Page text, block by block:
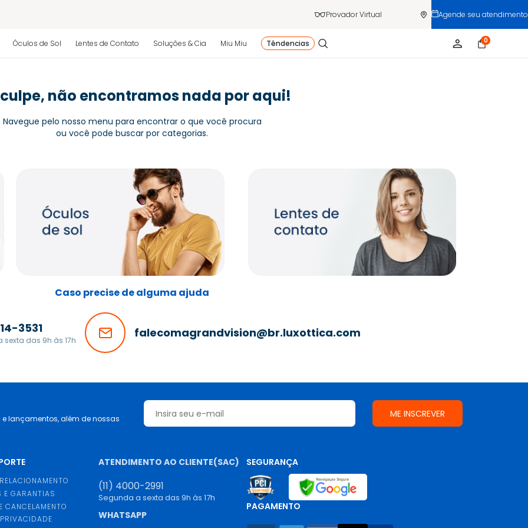
Provador Virtual Agende seu atendimento
Óculos de Sol Lentes de Contato Soluções & Cia Miu Miu Têndencias 0
não encontramos nada por aqui!
Navegue pelo nosso menu para encontrar o que você procura
ou você pode buscar por categorias.
Caso precise de alguma ajuda
3531
sexta das 9h às 17h falecomagrandvision@br.luxottica.com
lançamentos, além de nossas
E GARANTIAS
CANCELAMENTO
ATENDIMENTO AO CLIENTE(SAC)
(11) 4000-2991
Segunda a sexta das 9h às 17h
WHATSAPP
SEGURANÇA
PAGAMENTO